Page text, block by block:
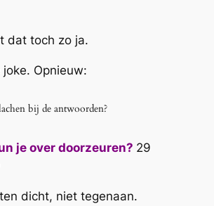
dat toch zo ja.
Opnieuw:
bij de antwoorden?
je over doorzeuren? 29
dicht, niet tegenaan.